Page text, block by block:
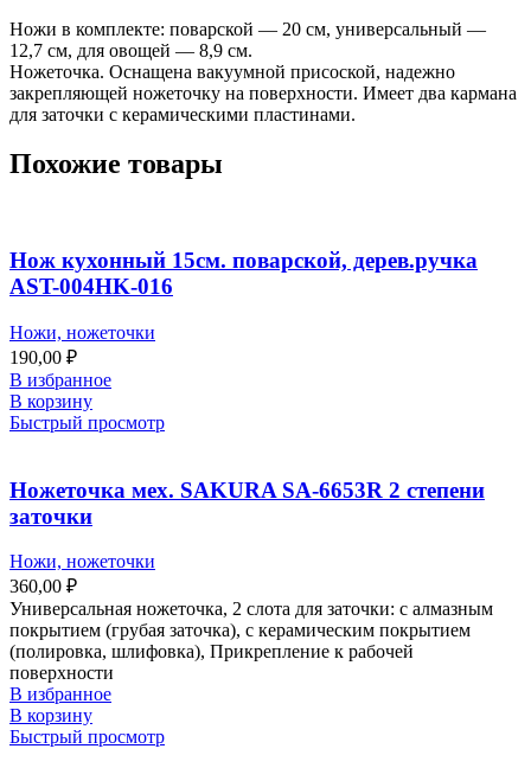
Ножи в комплекте: поварской — 20 см, универсальный —
12,7 см, для овощей — 8,9 см.
Ножеточка. Оснащена вакуумной присоской, надежно
закрепляющей ножеточку на поверхности. Имеет два кармана
для заточки с керамическими пластинами.
Похожие товары
Нож кухонный 15см. поварской, дерев.ручка
AST-004HK-016
Ножи, ножеточки
190,00 ₽
В избранное
В корзину
Быстрый просмотр
Ножеточка мех. SAKURA SA-6653R 2 степени
заточки
Ножи, ножеточки
360,00 ₽
Универсальная ножеточка, 2 слота для заточки: с алмазным
покрытием (грубая заточка), с керамическим покрытием
(полировка, шлифовка), Прикрепление к рабочей
поверхности
В избранное
В корзину
Быстрый просмотр